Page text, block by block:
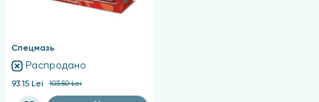
Спецмазь
Распродано
93.15 Lei 103.50 Lei